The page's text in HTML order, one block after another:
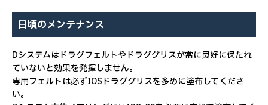
日頃のメンテナンス
Dシステムはドラグフェルトやドラググリスが常に良好に保たれ
ていないと効果を発揮しません。
専用フェルトは必ずIOSドラググリスを多めに塗布してくださ
い。